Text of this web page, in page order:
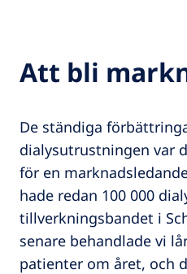
Att bli
De ständiga
dialysutrustningen var
för en
hade redan 100 000
tillverkningsbandet i
senare behandlade vi
patienter om året, och